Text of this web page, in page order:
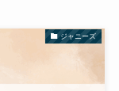
ジャニーズ